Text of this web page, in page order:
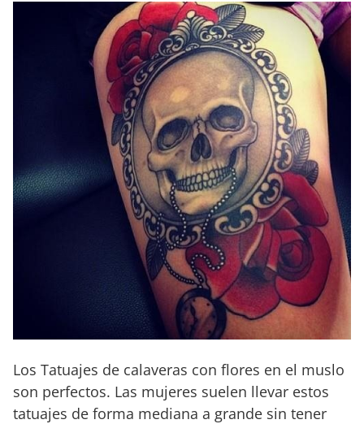
Los Tatuajes de calaveras con flores en el muslo
son perfectos. Las mujeres suelen llevar estos
tatuajes de forma mediana a grande sin tener